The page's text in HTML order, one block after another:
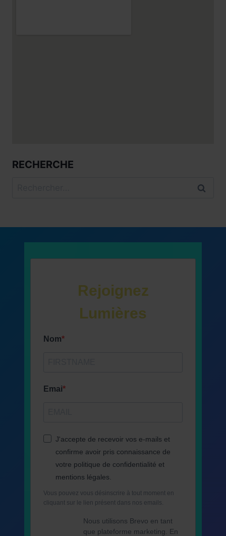
RECHERCHE
Rejoignez
Lumières
Nom
Emai
J'accepte de recevoir vos e-mails et
confirme avoir pris connaissance de
votre politique de confidentialité et
mentions légales.
Vous pouvez vous désinscrire à tout moment en
cliquant sur le lien présent dans nos emails.
Nous utilisons Brevo en tant
que plateforme marketing. En